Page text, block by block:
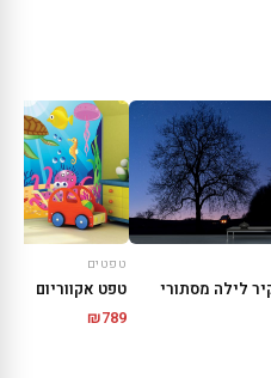
לילה מסתורי
טפטים
טפט אקווריום
₪789